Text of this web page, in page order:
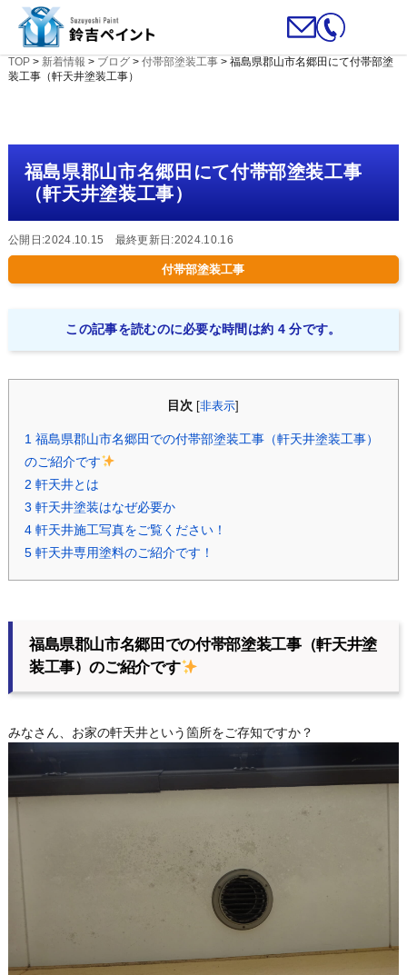
TOP> 新着情報 > ブログ> 付帯部塗装工事> 福島県郡山市名郷田にて付帯部塗
装工事（軒天井塗装工事）
福島県郡山市名郷田にて付帯部塗装工事
（軒天井塗装工事）
公開日:2024.10.15 最終更新日:2024.10.16
付帯部塗装工事
この記事を読むのに必要な時間は約 4 分です。
目次 [非表示
1 福島県郡山市名郷田での付帯部塗装工事（軒天井塗装工事）
のご紹介です
2 軒天井とは
3 軒天井塗装はなぜ必要か
4軒天井施工写真をご覧ください！
5軒天井専用塗料のご紹介です！
福島県郡山市名郷田での付帯部塗装工事（軒天井塗
装工事）のご紹介です
みなさん、お家の軒天井という箇所をご存知ですか？